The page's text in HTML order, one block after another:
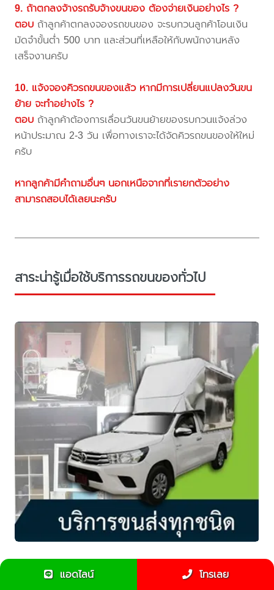
9. ถ้าตกลงจ้างรถรับจ้างขนของ ต้องจ่ายเงินอย่างไร ?
ตอบ ถ้าลูกค้าตกลงจองรถขนของ จะรบกวนลูกค้าโอนเงิน
มัดจำขั้นต่ำ 500 บาท และส่วนที่เหลือให้กับพนักงานหลัง
เสร็จงานครับ
10. แจ้งจองคิวรถขนของแล้ว หากมีการเปลี่ยนแปลงวันขน
ย้าย จะทำอย่างไร ?
ตอบ ถ้าลูกค้าต้องการเลื่อนวันขนย้ายของรบกวนแจ้งล่วง
หน้าประมาณ 2-3 วัน เพื่อทางเราจะได้จัดคิวรถขนของให้ใหม่
ครับ
หากลูกค้ามีคำถามอื่นๆ นอกเหนือจากที่เรายกตัวอย่าง
สามารถสอบได้เลยนะครับ
สาระน่ารู้เมื่อใช้บริการรถขนของทั่วไป
กว่า??? แอดไลน์ โทรเลย